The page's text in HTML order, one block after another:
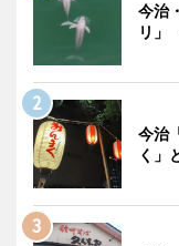
今治
リ」
今治
く」